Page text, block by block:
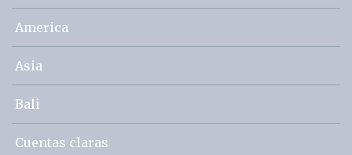
America
Asia
Bali
Cuentas claras